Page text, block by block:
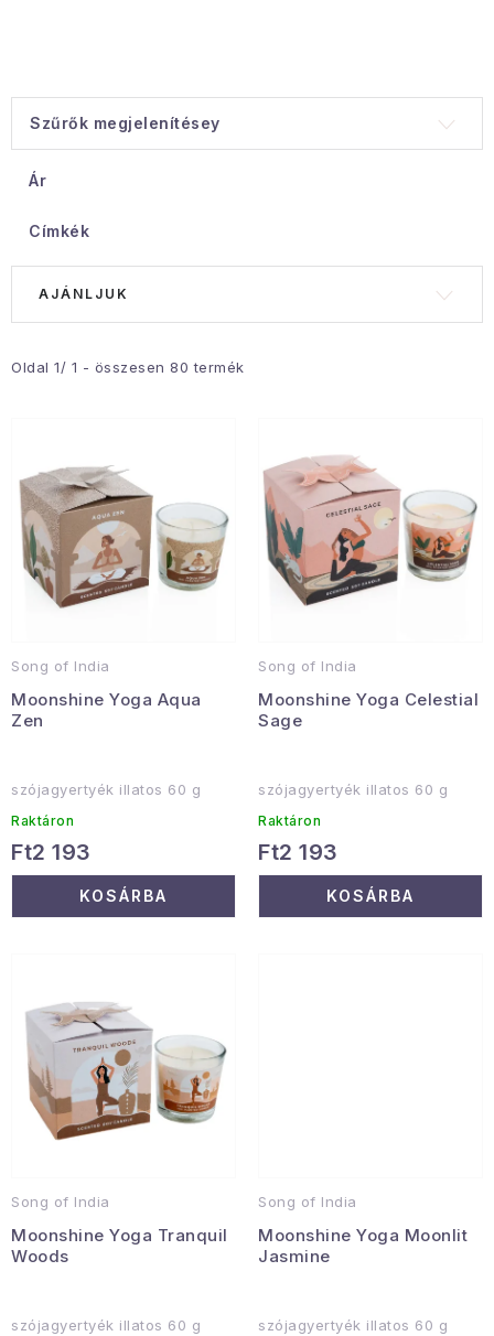
Gyermekeknek
Szezonális kategóriák
Veľkoobchodná spolupráca
A személyes adatok védelmének feltételei
Hogyan kell panaszkodni / visszaadni az áruka
Kereskedelem feltételes
Információ a mellékletről
Szűrők megjelenítésey
Ár
Címkék
m
k
j
a
Oldal 1/ 1 - összesen 80 termék
m
k
r
e
z
é
AJÁNLJUK
Song of India
Moonshine Yoga Aqua
Zen
szójagyertyék illatos 60 g
Raktáron
Ft2 193
KOSÁRBA
Song of India
Moonshine Yoga Celestial
Sage
szójagyertyék illatos 60 g
Raktáron
Ft2 193
KOSÁRBA
Song of India
Moonshine Yoga Tranquil
Woods
szójagyertyék illatos 60 g
Song of India
Moonshine Yoga Moonlit
Jasmine
szójagyertyék illatos 60 g